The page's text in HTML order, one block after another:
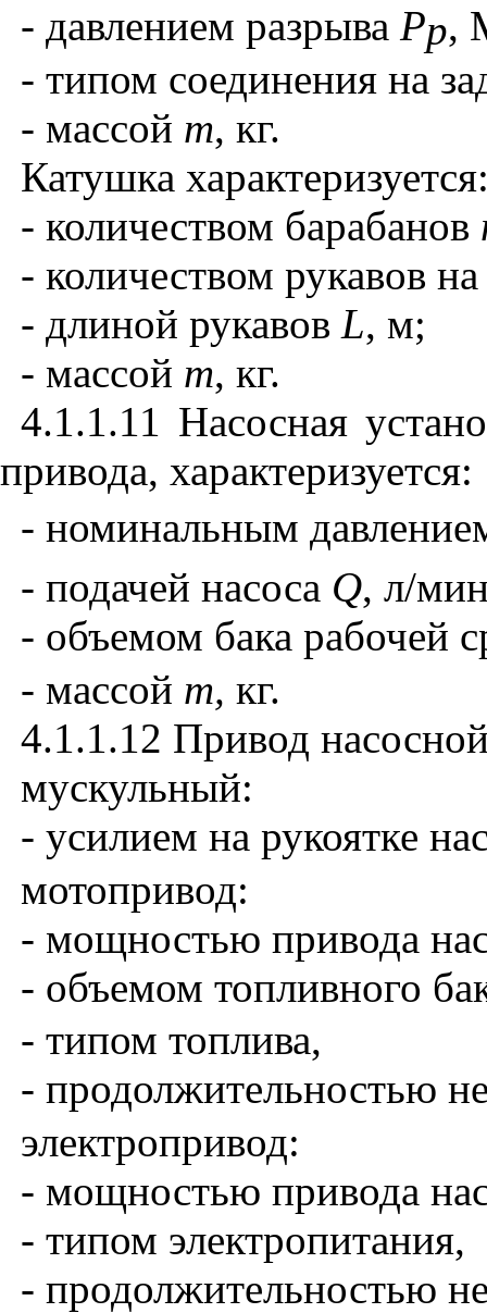
- давлением разрыва Pр,
- типом соединения на
- массой m, кг.
Катушка
- количеством барабанов
- количеством рукавов
- длиной рукавов L, м;
- массой m, кг.
4.1.1.11 Насосная
привода, характеризуется:
- номинальным
- подачей насоса Q, л/
- объемом бака рабочей
- массой m, кг.
4.1.1.12 Привод
мускульный:
- усилием на рукоятке
мотопривод:
- мощностью привода
- объемом топливного
- типом топлива,
- продолжительностью
электропривод:
- мощностью привода
- типом электропитания,
- продолжительностью